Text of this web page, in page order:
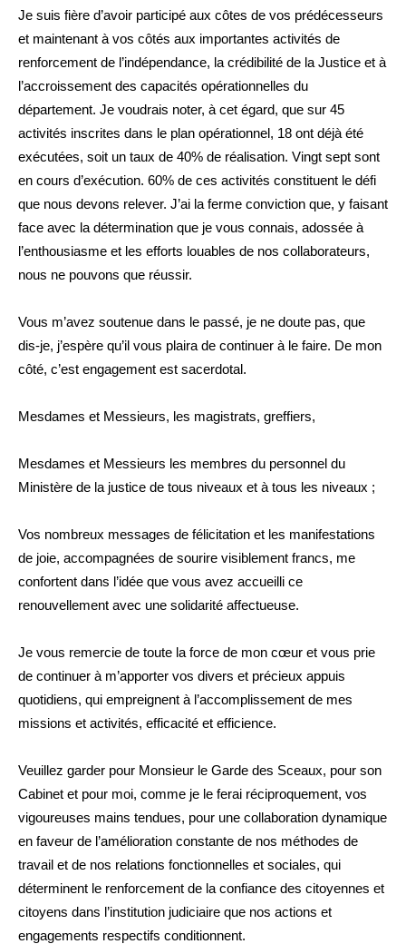
Je suis fière d’avoir participé aux côtes de vos prédécesseurs
et maintenant à vos côtés aux importantes activités de
renforcement de l’indépendance, la crédibilité de la Justice et à
l’accroissement des capacités opérationnelles du
département. Je voudrais noter, à cet égard, que sur 45
activités inscrites dans le plan opérationnel, 18 ont déjà été
exécutées, soit un taux de 40% de réalisation. Vingt sept sont
en cours d’exécution. 60% de ces activités constituent le défi
que nous devons relever. J’ai la ferme conviction que, y faisant
face avec la détermination que je vous connais, adossée à
l’enthousiasme et les efforts louables de nos collaborateurs,
nous ne pouvons que réussir.
Vous m’avez soutenue dans le passé, je ne doute pas, que
dis-je, j’espère qu’il vous plaira de continuer à le faire. De mon
côté, c’est engagement est sacerdotal.
Mesdames et Messieurs, les magistrats, greffiers,
Mesdames et Messieurs les membres du personnel du
Ministère de la justice de tous niveaux et à tous les niveaux ;
Vos nombreux messages de félicitation et les manifestations
de joie, accompagnées de sourire visiblement francs, me
confortent dans l’idée que vous avez accueilli ce
renouvellement avec une solidarité affectueuse.
Je vous remercie de toute la force de mon cœur et vous prie
de continuer à m’apporter vos divers et précieux appuis
quotidiens, qui empreignent à l’accomplissement de mes
missions et activités, efficacité et efficience.
Veuillez garder pour Monsieur le Garde des Sceaux, pour son
Cabinet et pour moi, comme je le ferai réciproquement, vos
vigoureuses mains tendues, pour une collaboration dynamique
en faveur de l’amélioration constante de nos méthodes de
travail et de nos relations fonctionnelles et sociales, qui
déterminent le renforcement de la confiance des citoyennes et
citoyens dans l’institution judiciaire que nos actions et
engagements respectifs conditionnent.